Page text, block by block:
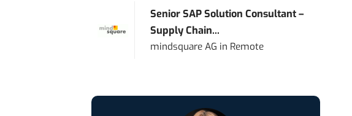
Senior SAP Solution Consultant –
Supply Chain...
mindsquare AG in Remote